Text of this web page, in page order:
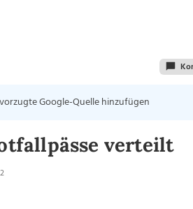
Google-Quelle hinzufügen
verteilt